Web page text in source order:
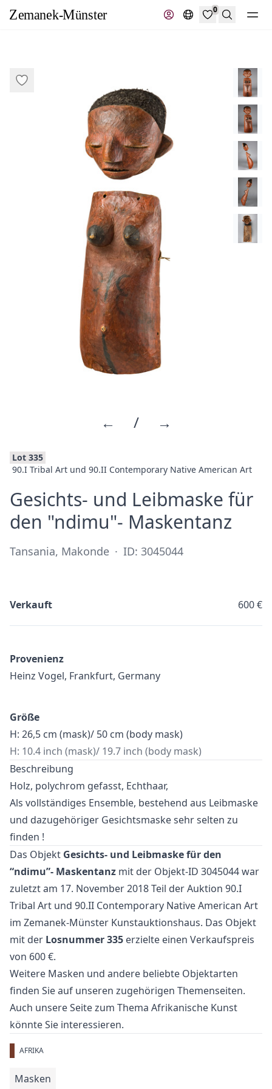
0
Suche
← / →
Lot 335
90.I Tribal Art und 90.II Contemporary Native American Art
Gesichts- und Leibmaske für
den "ndimu"- Maskentanz
Tansania, Makonde · ID: 3045044
Verkauft 600 €
Provenienz
Heinz Vogel, Frankfurt, Germany
Größe
H: 26,5 cm (mask)/ 50 cm (body mask)
H: 10.4 inch (mask)/ 19.7 inch (body mask)
Beschreibung
Holz, polychrom gefasst, Echthaar,
Als vollständiges Ensemble, bestehend aus Leibmaske
und dazugehöriger Gesichtsmaske sehr selten zu
finden !
Das Objekt Gesichts- und Leibmaske für den
“ndimu”- Maskentanz mit der Objekt-ID 3045044 war
zuletzt am 17. November 2018 Teil der Auktion 90.I
Tribal Art und 90.II Contemporary Native American Art
im Zemanek-Münster Kunstauktionshaus. Das Objekt
mit der Losnummer 335 erzielte einen Verkaufspreis
von 600 €.
Weitere Masken und andere beliebte Objektarten
finden Sie auf unseren zugehörigen Themenseiten.
Auch unsere Seite zum Thema Afrikanische Kunst
könnte Sie interessieren.
AFRIKA
Masken